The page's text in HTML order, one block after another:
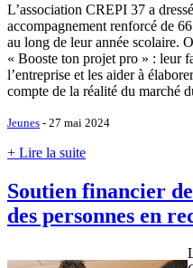
L’association CREPI 37 a
accompagnement renforcé de
au long de leur année scolaire.
« Booste ton projet pro » : leur
l’entreprise et les aider à
compte de la réalité du marché
Jeunes - 27 mai 2024
+ Lire la suite
Soutien financier
des personnes en